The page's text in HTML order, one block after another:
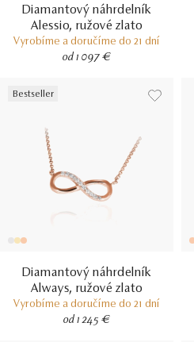
Diamantový náhrdelník
Alessio, ružové zlato
Vyrobíme a doručíme do 21 dní
od 1 097 €
Bestseller
Diamantový náhrdelník
Always, ružové zlato
Vyrobíme a doručíme do 21 dní
od 1 245 €